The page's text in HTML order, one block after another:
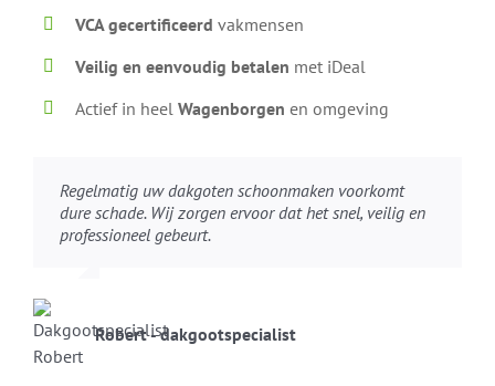
VCA gecertificeerdvakmensen
Veilig en eenvoudig betalen met iDeal
Actief in heelWagenborgen en omgeving
Regelmatig uw dakgoten schoonmaken voorkomt
dure schade. Wij zorgen ervoor dat het snel, veilig en
professioneel gebeurt.
Robert - dakgootspecialist